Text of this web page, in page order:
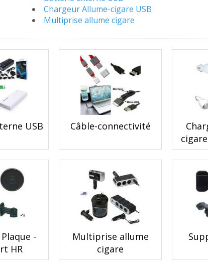
Chargeur Allume-cigare USB
Multiprise allume cigare
USB Câble-connectivité
-
HR
Multiprise allume
cigare